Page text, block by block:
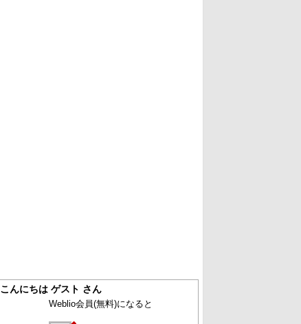
こんにちは ゲスト さん
Weblio会員(無料)になると